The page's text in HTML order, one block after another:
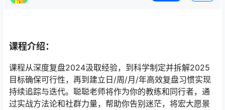
课程介绍：
课程从深度复盘2024汲取经验，到科学制定并拆解2025
目标确保可行性，再到建立日/周/月/年高效复盘习惯实现
持续追踪与迭代。聪聪老师将作为你的教练和同行者，通
过实战方法论和社群力量，帮助你告别迷茫，将宏大愿景